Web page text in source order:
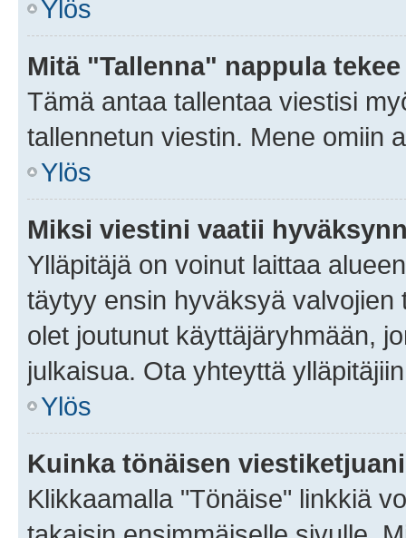
Ylös
Mitä "Tallenna" nappula
Tämä antaa tallentaa viestisi
tallennetun viestin. Mene omiin
Ylös
Miksi viestini vaatii
Ylläpitäjä on voinut laittaa
täytyy ensin hyväksyä
olet joutunut käyttäjäryhmään,
julkaisua. Ota yhteyttä
Ylös
Kuinka tönäisen
Klikkaamalla "Tönäise" linkkiä